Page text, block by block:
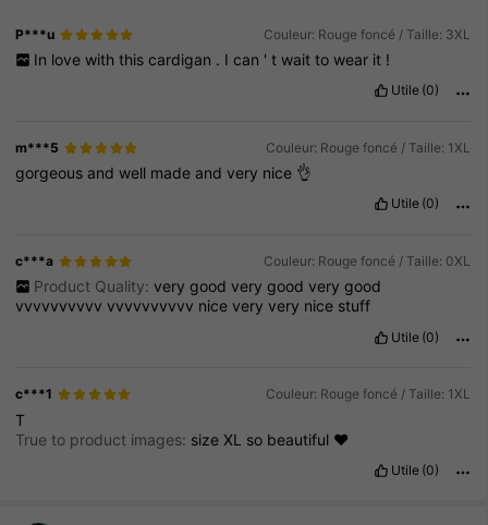
P***u Couleur: Rouge foncé / Taille: 3XL
In love with this cardigan . I can ' t wait to wear it !
Utile (0)
m***5 Couleur: Rouge foncé / Taille: 1XL
gorgeous andwell made andvery nice 👌
Utile (0)
c***a Couleur: Rouge foncé / Taille: 0XL
Product Quality: very good very good very good
vvvvvvvvvvvvvvvvvvvv niceveryvery nice stuff
Utile (0)
c***1 Couleur: Rouge foncé / Taille: 1XL
T
True to product images: size XL so beautiful ❤️
Utile (0)